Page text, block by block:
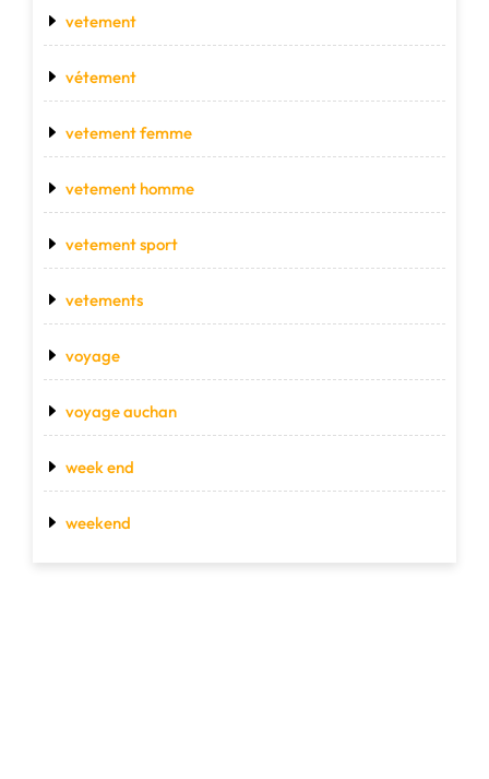
vetement
vétement
vetement femme
vetement homme
vetement sport
vetements
voyage
voyage auchan
week end
weekend